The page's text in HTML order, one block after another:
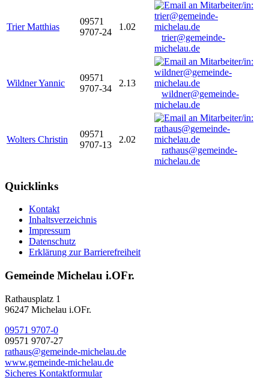
Trier Matthias
09571
9707-24
1.02
trier@gemeinde-
michelau.de
Wildner Yannic
09571
9707-34
2.13
wildner@gemeinde-
michelau.de
Wolters Christin
09571
9707-13
2.02
rathaus@gemeinde-
michelau.de
Quicklinks
Kontakt
Inhaltsverzeichnis
Impressum
Datenschutz
Erklärung zur Barrierefreiheit
Gemeinde Michelau i.OFr.
Rathausplatz 1
96247 Michelau i.OFr.
09571 9707-0
09571 9707-27
rathaus@gemeinde-michelau.de
www.gemeinde-michelau.de
Sicheres Kontaktformular